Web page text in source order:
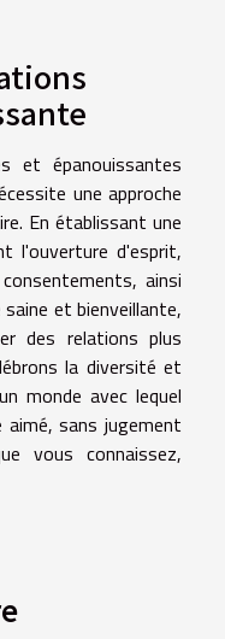
et épanouissantes
une approche
En établissant une
l'ouverture d'esprit,
ainsi
et bienveillante,
des relations plus
la diversité et
monde avec lequel
sans jugement
vous connaissez,